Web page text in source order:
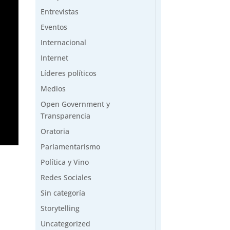
Entrevistas
Eventos
Internacional
Internet
Líderes políticos
Medios
Open Government y
Transparencia
Oratoria
Parlamentarismo
Política y Vino
Redes Sociales
Sin categoría
Storytelling
Uncategorized